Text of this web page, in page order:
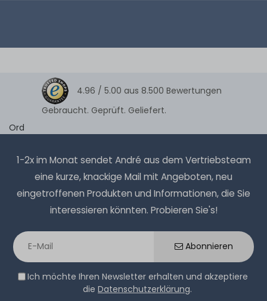
4.96 / 5.00 aus 8.500 Bewertungen
Gebraucht. Geprüft. Geliefert.
Ord
1-2x im Monat sendet André aus dem Vertriebsteam
eine kurze, knackige Mail mit Angeboten, neu
eingetroffenen Produkten und Informationen, die Sie
interessieren könnten. Probieren Sie's!
Abonnieren
Ich möchte Ihren Newsletter erhalten und akzeptiere
die Datenschutzerklärung.